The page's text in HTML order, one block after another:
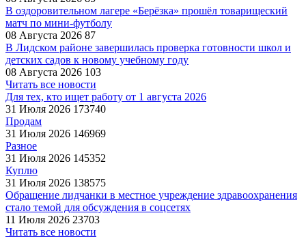
В оздоровительном лагере «Берёзка» прошёл товарищеский
матч по мини-футболу
08 Августа 2026 87
В Лидском районе завершилась проверка готовности школ и
детских садов к новому учебному году
08 Августа 2026 103
Читать все новости
Для тех, кто ищет работу от 1 августа 2026
31 Июля 2026 173740
Продам
31 Июля 2026 146969
Разное
31 Июля 2026 145352
Куплю
31 Июля 2026 138575
Обращение лидчанки в местное учреждение здравоохранения
стало темой для обсуждения в соцсетях
11 Июля 2026 23703
Читать все новости